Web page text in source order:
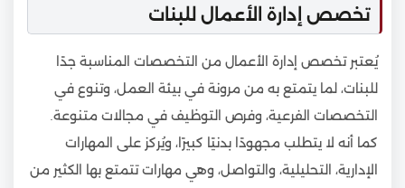
تخصص إدارة الأعمال للبنات
يُعتبر تخصص إدارة الأعمال من التخصصات المناسبة جدًا
للبنات، لما يتمتع به من مرونة في بيئة العمل، وتنوع في
التخصصات الفرعية، وفرص التوظيف في مجالات متنوعة.
كما أنه لا يتطلب مجهودًا بدنيًا كبيرًا، ويُركز على المهارات
الإدارية، التحليلية، والتواصل، وهي مهارات تتمتع بها الكثير من